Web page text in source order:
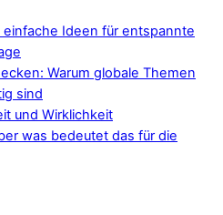
einfache Ideen für entspannte
Warum globale Themen
sind
und Wirklichkeit
was bedeutet das für die